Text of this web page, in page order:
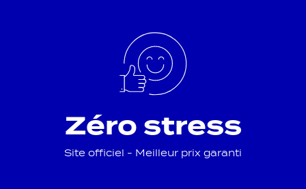
Zéro stress
Site officiel - Meilleur prix garanti